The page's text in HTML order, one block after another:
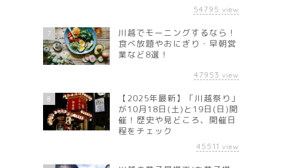
54795 view
7
川越でモーニングするなら！
食べ放題やおにぎり・早朝営
業など8選！
47953 view
8
【2025年最新】「川越祭り」
が10月18日(土)と19日(日)開
催！歴史や見どころ、開催日
程をチェック
45511 view